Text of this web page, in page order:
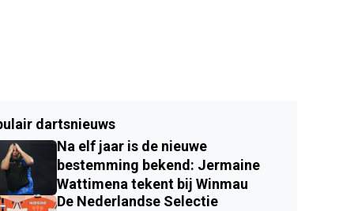
dartsnieuws
Na elf jaar is de nieuwe
bestemming bekend: Jermaine
Wattimena tekent bij Winmau
De Nederlandse Selectie